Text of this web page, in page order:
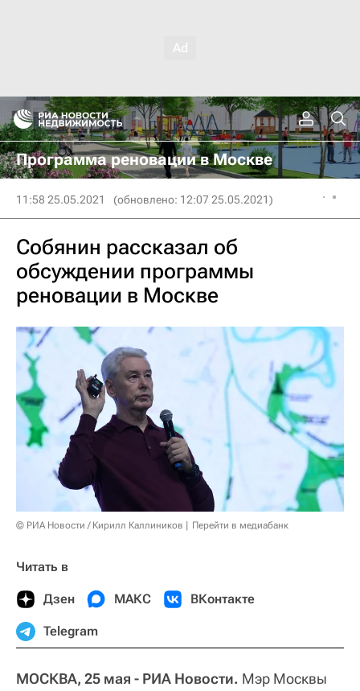
Программа реновации в Москве
11:58 25.05.2021 (обновлено: 12:07 25.05.2021)
Собянин рассказал об
обсуждении программы
реновации в Москве
© РИА Новости / Кирилл Каллиников Перейти в медиабанк
Читать в
Дзен МАКС ВКонтакте
Telegram
МОСКВА, 25 мая - РИА Новости. Мэр Москвы